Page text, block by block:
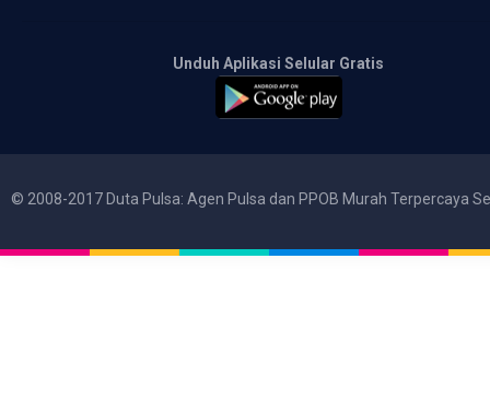
Unduh Aplikasi Selular Gratis
© 2008-2017 Duta Pulsa: Agen Pulsa dan PPOB Murah Terpercaya